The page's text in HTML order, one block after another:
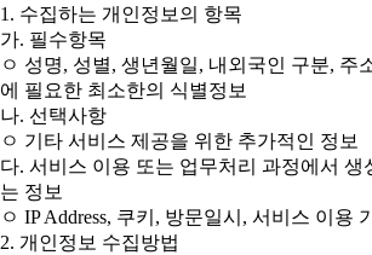
1. 수집하는 개인정보의 항목
가. 필수항목
ㅇ 성명, 성별, 생년월일, 내외국인 구분, 주
에 필요한 최소한의 식별정보
나. 선택사항
ㅇ 기타 서비스 제공을 위한 추가적인 정보
다. 서비스 이용 또는 업무처리 과정에서 생
는 정보
ㅇ IP Address, 쿠키, 방문일시, 서비스 이용
2. 개인정보 수집방법